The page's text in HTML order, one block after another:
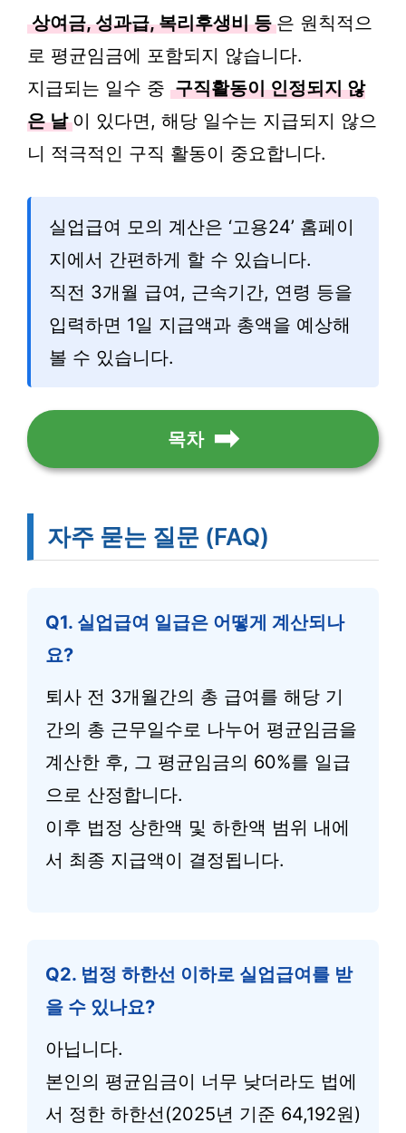
상여금, 성과급, 복리후생비 등 은 원칙적으
로 평균임금에 포함되지 않습니다.
지급되는 일수 중 구직활동이 인정되지 않
은 날 이 있다면, 해당 일수는 지급되지 않으
니 적극적인 구직 활동이 중요합니다.
실업급여 모의 계산은 ‘고용24’ 홈페이
지에서 간편하게 할 수 있습니다.
직전 3개월 급여, 근속기간, 연령 등을
입력하면 1일 지급액과 총액을 예상해
볼 수 있습니다.
목차
자주 묻는 질문 (FAQ)
Q1. 실업급여 일급은 어떻게 계산되나
요?
퇴사 전 3개월간의 총 급여를 해당 기
간의 총 근무일수로 나누어 평균임금을
계산한 후, 그 평균임금의 60%를 일급
으로 산정합니다.
이후 법정 상한액 및 하한액 범위 내에
서 최종 지급액이 결정됩니다.
Q2. 법정 하한선 이하로 실업급여를 받
을 수 있나요?
아닙니다.
본인의 평균임금이 너무 낮더라도 법에
서 정한 하한선(2025년 기준 64,192원)